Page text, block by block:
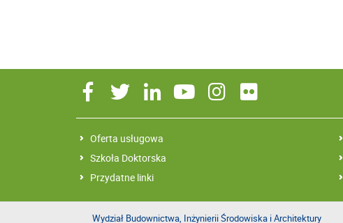
Oferta usługowa
Szkoła Doktorska
Przydatne linki
Wydział Budownictwa, Inżynierii Środowiska i Architektury